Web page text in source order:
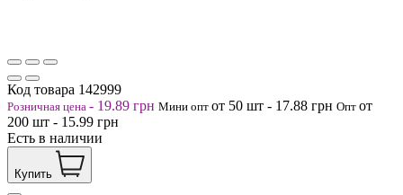
Код товара 142999
Розничная цена - 19.89 грн Мини опт от 50 шт - 17.88 грн Опт от
200 шт - 15.99 грн
Есть в наличии
Купить